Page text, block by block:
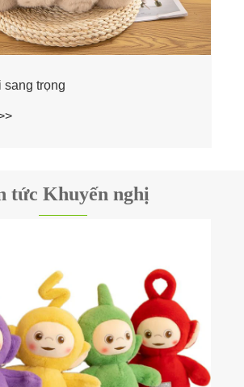
sang trọng
tức Khuyến nghị